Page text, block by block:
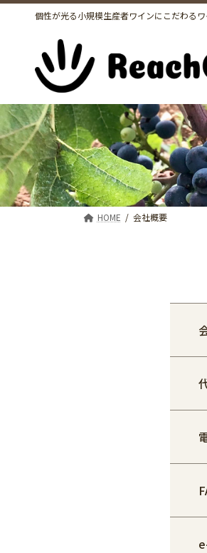
ス
キ
ッ
プ
ン
に
移
動
個性が光る小規模生産者ワインにこだわる
HOME 会社概要